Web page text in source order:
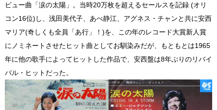
ビュー曲「涙の太陽」。当時20万枚を超えるセールスを記録 (オリ
コン16位)し、浅田美代子、あべ静江、アグネス・チャンと共に安西
マリア(奇しくも全員「あ行」！)を、この年のレコード大賞新人賞
にノミネートさせたヒット曲としてお馴染みだが、もともとは1965
年に他の歌手によってヒットした作品で、安西盤は8年ぶりのリバイ
バル・ヒットだった。